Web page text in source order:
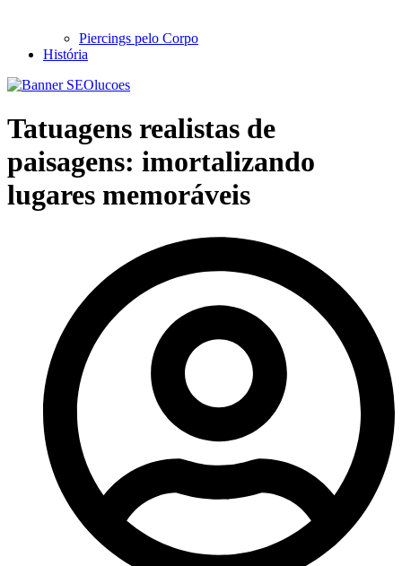
Piercings pelo Corpo
História
Tatuagens realistas de
paisagens: imortalizando
lugares memoráveis